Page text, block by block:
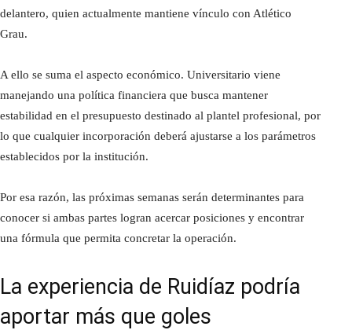
delantero, quien actualmente mantiene vínculo con Atlético
Grau.
A ello se suma el aspecto económico. Universitario viene
manejando una política financiera que busca mantener
estabilidad en el presupuesto destinado al plantel profesional, por
lo que cualquier incorporación deberá ajustarse a los parámetros
establecidos por la institución.
Por esa razón, las próximas semanas serán determinantes para
conocer si ambas partes logran acercar posiciones y encontrar
una fórmula que permita concretar la operación.
La experiencia de Ruidíaz podría
aportar más que goles